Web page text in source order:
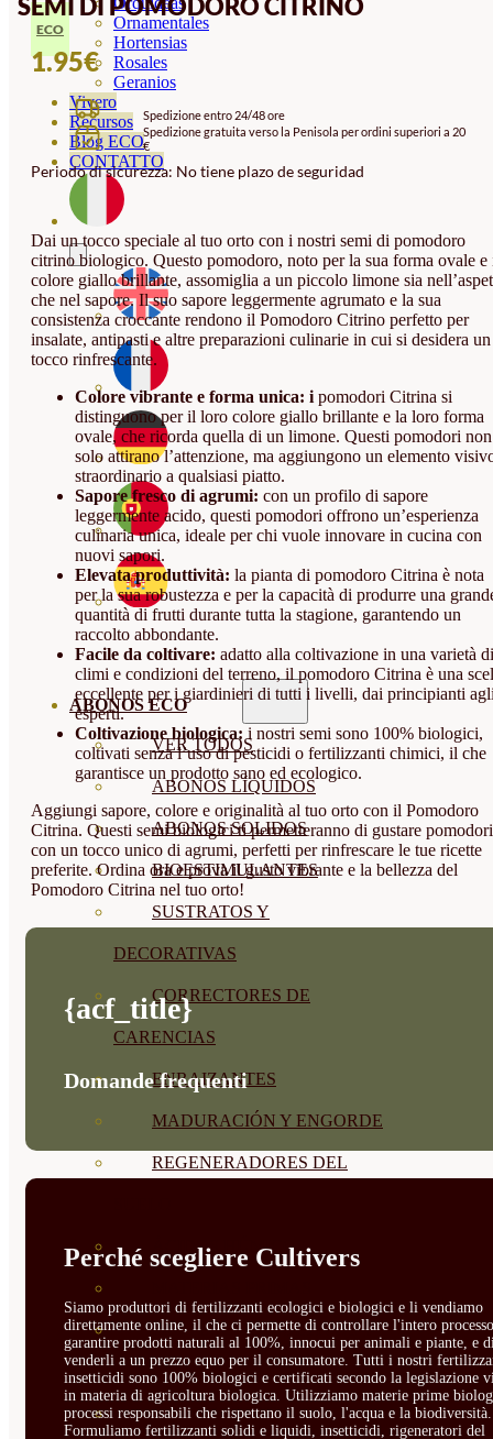
Ornamentales
Hortensias
Rosales
Geranios
Vivero
Recursos
Blog ECO
CONTATTO
ABONOS ECO
VER TODOS
ABONOS LÍQUIDOS
ABONOS SOLIDOS
BIOESTIMULANTES
SUSTRATOS Y
DECORATIVAS
CORRECTORES DE
CARENCIAS
ENRAIZANTES
MADURACIÓN Y ENGORDE
REGENERADORES DEL
ÁCIDOS HÚMICOS
PROTECCIÓN CULTIVOS Y
PLANTAS
PLANTAS INTERIOR
ECO
1.95€
Spedizione entro 24/48 ore
Spedizione gratuita verso la Penisola per ordini superiori a 20
€
Periodo di sicurezza: No tiene plazo de seguridad
Dai un tocco speciale al tuo orto con i nostri semi di pomodoro
citrino biologico. Questo pomodoro, noto per la sua forma ovale e
colore giallo brillante, assomiglia a un piccolo limone sia
che nel sapore. Il suo sapore leggermente agrumato e la sua
consistenza croccante rendono il Pomodoro Citrino perfetto per
insalate, antipasti e altre preparazioni culinarie in cui si desidera un
tocco rinfrescante.
Colore vibrante e forma unica: i pomodori Citrina si
distinguono per il loro colore giallo brillante e la loro forma
ovale, che ricorda quella di un limone. Questi pomodori non
solo attirano l’attenzione, ma aggiungono un elemento
straordinario a qualsiasi piatto.
Sapore fresco di agrumi: con un profilo di sapore
leggermente acido, questi pomodori offrono un’esperienza
culinaria unica, ideale per chi vuole innovare in cucina con
nuovi sapori.
Elevata produttività: la pianta di pomodoro Citrina è nota
per la sua robustezza e per la capacità di produrre una
quantità di frutti durante tutta la stagione, garantendo un
raccolto abbondante.
Facile da coltivare: adatto alla coltivazione in una varietà di
climi e condizioni del terreno, il pomodoro Citrina è una
eccellente per i giardinieri di tutti i livelli, dai principianti
esperti.
Coltivazione biologica: i nostri semi sono 100% biologici,
coltivati senza l’uso di pesticidi o fertilizzanti chimici, il che
garantisce un prodotto sano ed ecologico.
Aggiungi sapore, colore e originalità al tuo orto con il Pomodoro
Citrina. Questi semi biologici ti permetteranno di gustare pomodori
con un tocco unico di agrumi, perfetti per rinfrescare le tue ricette
preferite. Ordina ora e prova il gusto vibrante e la bellezza del
Pomodoro Citrina nel tuo orto!
{acf_title}
Domande frequenti
Perché scegliere Cultivers
Siamo produttori di fertilizzanti ecologici e biologici e li vendiamo
direttamente online, il che ci permette di controllare l'intero
garantire prodotti naturali al 100%, innocui per animali e piante, e
venderli a un prezzo equo per il consumatore. Tutti i nostri
insetticidi sono 100% biologici e certificati secondo la legislazione
in materia di agricoltura biologica. Utilizziamo materie prime
processi responsabili che rispettano il suolo, l'acqua e la biodiversità.
Formuliamo fertilizzanti solidi e liquidi, insetticidi, rigeneratori del